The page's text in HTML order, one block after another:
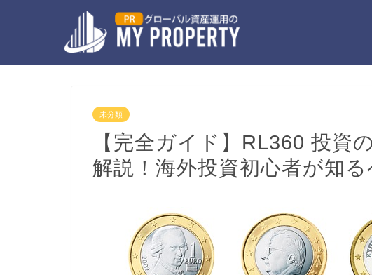
未分類
【完全ガイド】RL360 投資
解説！海外投資初心者が知る